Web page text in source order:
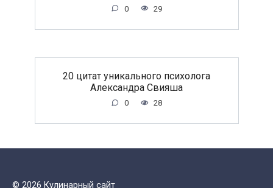
0 29
20 цитат уникального психолога
Александра Свияша
0 28
© 2026 Кулинарный сайт